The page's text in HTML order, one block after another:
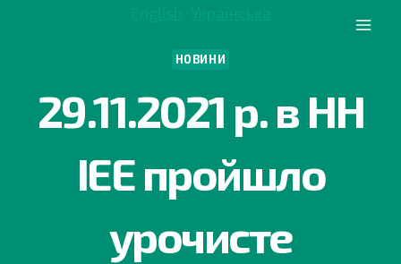
НОВИНИ
29.11.2021 р. в НН
ІЕЕ пройшло
урочисте